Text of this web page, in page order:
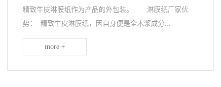
精致牛皮淋膜纸作为产品的外包装。 淋膜纸厂家优
势： 精致牛皮淋膜纸，因自身便是全木浆成分...
more +